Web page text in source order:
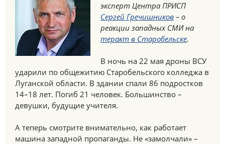
эксперт Центра ПРИСП
Сергей Гречишников – о
реакции западных СМИ на
теракт в Старобельске.
В ночь на 22 мая дроны ВСУ
ударили по общежитию Старобельского колледжа в
Луганской области. В здании спали 86 подростков
14–18 лет. Погиб 21 человек. Большинство –
девушки, будущие учителя.
А теперь смотрите внимательно, как работает
машина западной пропаганды. Не «замолчали» –